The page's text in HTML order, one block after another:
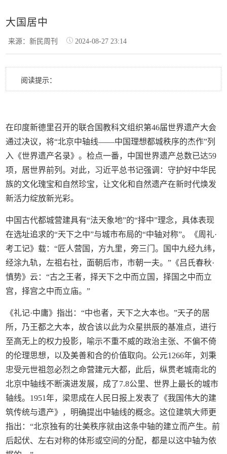
大国居中
来源：新民周刊 2024-08-27 23:14
阅读提示：
在印度新德里召开的联合国教科文组织第46届世界遗产大会
通过决议，将“北京中轴线——中国理想都城秩序的杰作”列
入《世界遗产名录》。检点一番，中国世界遗产总数已达59
项，居世界前列。对此，习近平总书记强调：守护好中华民
族的文化瑰宝和自然珍宝，让文化和自然遗产在新时代焕发
新活力绽放新光彩。
中国古代都城营建具有“法天象地”的“择中”理念，具体表现
在选址追求的“天下之中”与城市布局的“中轴对称”。《周礼·
考工记》载：“匠人营国，方九里，旁三门。国中九经九纬，
经涂九轨，左祖右社，面朝后市，市朝一夫。”《吕氏春秋·
慎势》云：“古之王者，择天下之中而立国，择国之中而立
宫，择宫之中而立庙。”
《礼记·中庸》指出：“中也者，天下之大本也。”天子的居
所，乃王都之大本，故合该以此为众星拱辰的基准点，进行
至高无上的权力投影，喻示不重不威的政治主张、不偏不倚
的伦理思想，以及美善和合的价值取向。公元1266年，刘秉
忠受元世祖忽必烈之命营建元大都，此后，纵贯老城南北的
北京中轴线不断演进发展，成了7.8公里、世界上最长的城市
轴线。1951年，梁思成在人民日报上发表了《我国伟大的建
筑传统与遗产》，明确提出中轴线的概念。这位建筑大师更
指出：“北京独有的壮美秩序就由这条中轴的建立而产生。前
后起伏、左右对称的体形或空间的分配，都是以这中轴为依